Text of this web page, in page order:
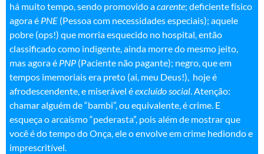
há muito tempo, sendo promovido acarente; deficiente físico
agora é PNE (Pessoa com necessidades especiais); aquele
pobre (ops!) que morria esquecido no hospital, então
classificado como indigente, ainda morre do mesmo jeito,
mas agora é PNP (Paciente não pagante); negro, que em
tempos imemoriais era preto (ai, meu Deus!), hoje é
afrodescendente, e miserável éexcluído social. Atenção:
chamar alguém de “bambi”, ou equivalente, é crime. E
esqueça o arcaísmo “pederasta”, pois além de mostrar que
você é do tempo do Onça, ele o envolve em crime hediondo e
imprescritível.